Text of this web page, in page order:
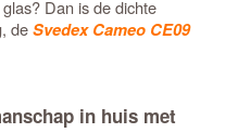
Dan is de dichte
deSvedex Cameo CE09
in huis met